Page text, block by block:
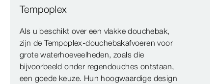
Tempoplex
Als u beschikt over een vlakke douchebak,
zijn de Tempoplex-douchebakafvoeren voor
grote waterhoeveelheden, zoals die
bijvoorbeeld onder regendouches ontstaan,
een goede keuze. Hun hoogwaardige design